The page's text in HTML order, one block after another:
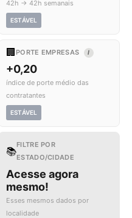
42h → 42h semanais
ESTÁVEL
🏢 PORTE EMPRESAS I
+0,20
índice de porte médio das
contratantes
ESTÁVEL
📚
FILTRE POR
ESTADO/CIDADE
Acesse agora
mesmo!
Esses mesmos dados por
localidade